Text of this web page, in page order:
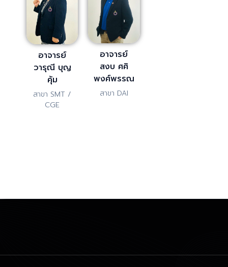
อาจารย์
วารุณี บุญ
คุ้ม
สาขา SMT /
CGE
อาจารย์
สงบ ศศิ
พงศ์พรรณ
สาขา DAI